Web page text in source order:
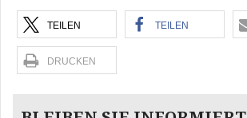
TEILEN TEILEN
DRUCKEN